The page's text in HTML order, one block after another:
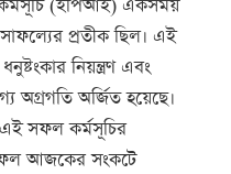
কর্মসূচি (ইপিআই) একসময়
প্রতীক ছিল। এই
নিয়ন্ত্রণ এবং
অগ্রগতি অর্জিত হয়েছে।
সফল কর্মসূচির
ফল আজকের সংকটে